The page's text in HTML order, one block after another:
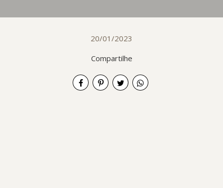
20/01/2023
Compartilhe